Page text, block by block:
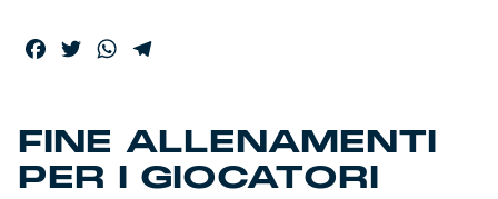
Facebook
TwitterWhatsApp
FINE ALLENAMENTI
PER I GIOCATORI